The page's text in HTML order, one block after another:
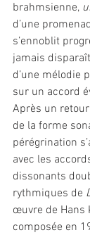
brahmsienne,
d’une
s’ennoblit
jamais
d’une mélodie
sur un accord
Après un
de la forme
pérégrination
avec les
dissonants
rythmiques de
œuvre de Hans
composée en